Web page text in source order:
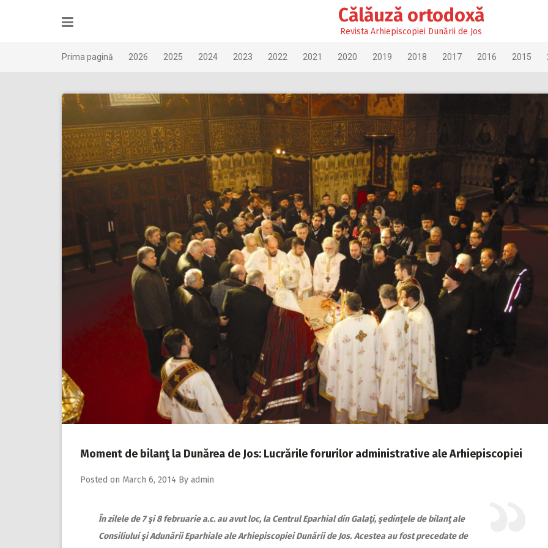
Călăuză ortodoxă
Revista Arhiepiscopiei Dunării de Jos
Prima pagină 2026 2025 2024 2023 2022 2021 2020 2019 2018 2017 2016 2015
Moment de bilanţ la Dunărea de Jos: Lucrările forurilor administrative ale Arhiepiscopiei
Posted on March 6, 2014 By admin
În zilele de 7 şi 8 februarie a.c. au avut loc, la Centrul Eparhial din Galaţi, şedinţele de bilanţ ale
Consiliului şi Adunării Eparhiale ale Arhiepiscopiei Dunării de Jos. Acestea au fost precedate de